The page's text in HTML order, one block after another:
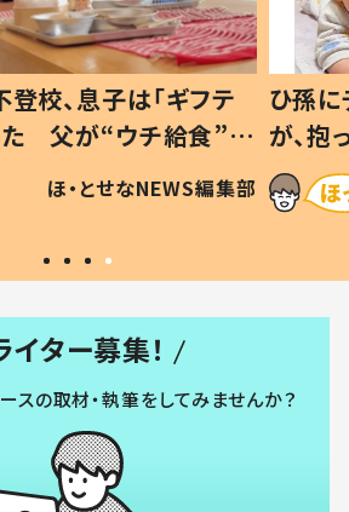
校、息子は「ギフテ
た 父が“ウチ給食”を
る理由とは #令和の親
ほ・とせなNEWS編集部
ひ孫
が、
「涙が
い」
イター募集！
スの取材・執筆をしてみませんか？